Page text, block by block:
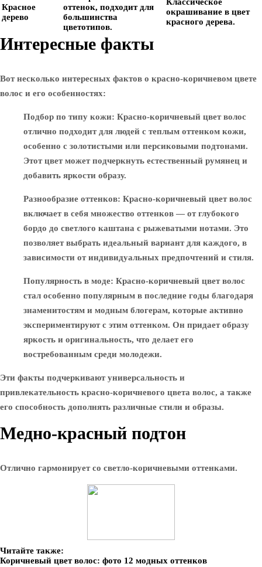
Красное
дерево
оттенок, подходит для
большинства
цветотипов.
окрашивание в цвет
красного дерева.
Интересные факты
Вот несколько интересных фактов о красно-коричневом цвете
волос и его особенностях:
Подбор по типу кожи: Красно-коричневый цвет волос
отлично подходит для людей с теплым оттенком кожи,
особенно с золотистыми или персиковыми подтонами.
Этот цвет может подчеркнуть естественный румянец и
добавить яркости образу.
Разнообразие оттенков: Красно-коричневый цвет волос
включает в себя множество оттенков — от глубокого
бордо до светлого каштана с рыжеватыми нотами. Это
позволяет выбрать идеальный вариант для каждого, в
зависимости от индивидуальных предпочтений и стиля.
Популярность в моде: Красно-коричневый цвет волос
стал особенно популярным в последние годы благодаря
знаменитостям и модным блогерам, которые активно
экспериментируют с этим оттенком. Он придает образу
яркость и оригинальность, что делает его
востребованным среди молодежи.
Эти факты подчеркивают универсальность и
привлекательность красно-коричневого цвета волос, а также
его способность дополнять различные стили и образы.
Медно-красный подтон
Отлично гармонирует со светло-коричневыми оттенками.
Читайте также:
Коричневый цвет волос: фото 12 модных оттенков